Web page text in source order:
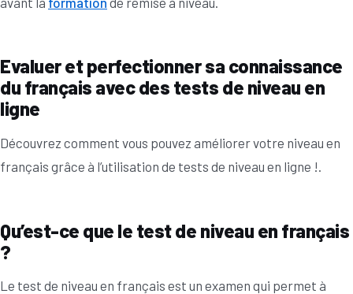
Evaluer et perfectionner sa connaissance
du français avec des tests de niveau en
ligne
Découvrez comment vous pouvez améliorer votre niveau en
français grâce à l’utilisation de tests de niveau en ligne !.
Qu’est-ce que le test de niveau en français
?
Le test de niveau en français est un examen qui permet à